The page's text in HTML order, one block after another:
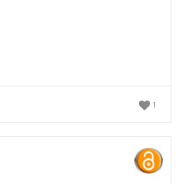
1